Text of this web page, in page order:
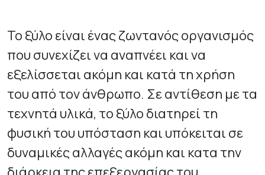
Το ξύλο είναι ένας ζωντανός οργανισμός
που συνεχίζει να αναπνέει και να
εξελίσσεται ακόμη και κατά τη χρήση
του από τον άνθρωπο. Σε αντίθεση με τα
τεχνητά υλικά, το ξύλο διατηρεί τη
φυσική του υπόσταση και υπόκειται σε
δυναμικές αλλαγές ακόμη και κατα την